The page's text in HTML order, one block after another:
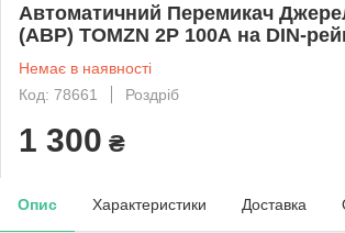
Автоматичний Перемикач
(АВР) TOMZN 2P 100А на DIN-
Немає в наявності
Код: 78661
Роздріб
1 300 ₴
Опис Характеристики Доставка